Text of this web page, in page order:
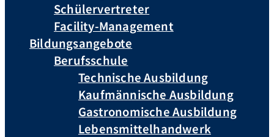
Schülervertreter
Facility-Management
Bildungsangebote
Berufsschule
Technische Ausbildung
Kaufmännische Ausbildung
Gastronomische Ausbildung
Lebensmittelhandwerk